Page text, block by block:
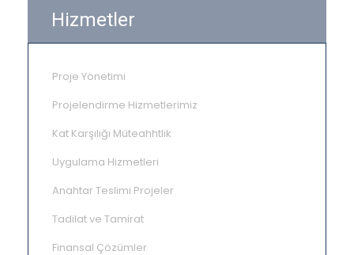
Hizmetler
Proje Yönetimi
Projelendirme Hizmetlerimiz
Kat Karşılığı Müteahhtlik
Uygulama Hizmetleri
Anahtar Teslimi Projeler
Tadilat ve Tamirat
Finansal Çözümler